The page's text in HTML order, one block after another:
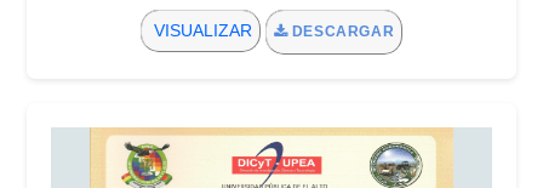
VISUALIZAR DESCARGAR